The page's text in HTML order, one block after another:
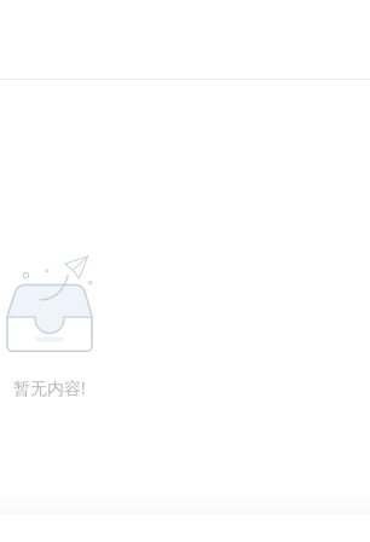
暂无内容!